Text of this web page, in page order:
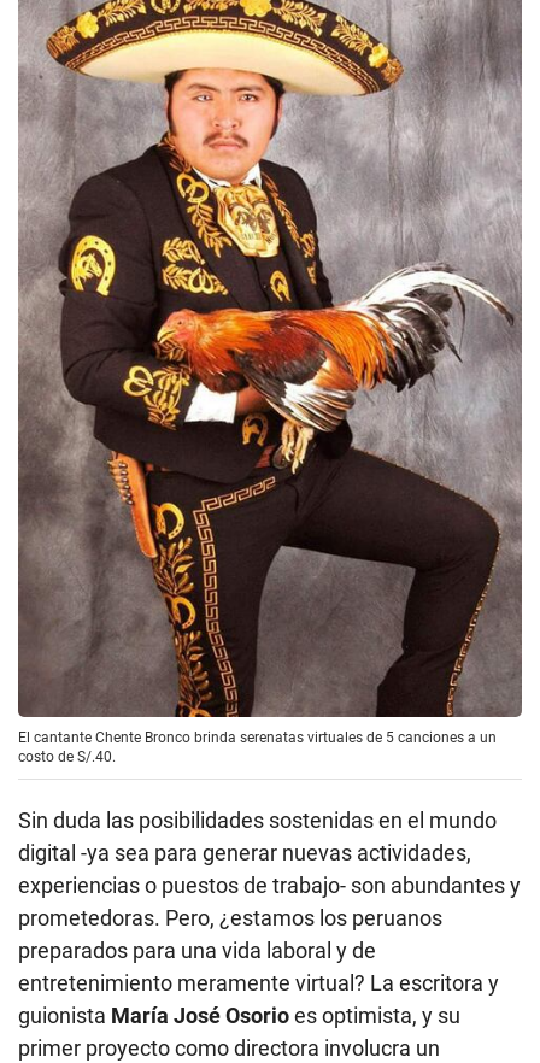
El cantante Chente Bronco brinda serenatas virtuales de 5 canciones a un
costo de S/.40.
Sin duda las posibilidades sostenidas en el mundo
digital -ya sea para generar nuevas actividades,
experiencias o puestos de trabajo- son abundantes y
prometedoras. Pero, ¿estamos los peruanos
preparados para una vida laboral y de
entretenimiento meramente virtual? La escritora y
guionista María José Osorioes optimista, y su
primer proyecto como directora involucra un